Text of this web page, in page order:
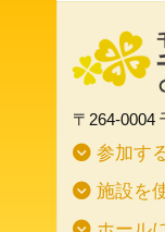
〒264-0004
参加す
施設を